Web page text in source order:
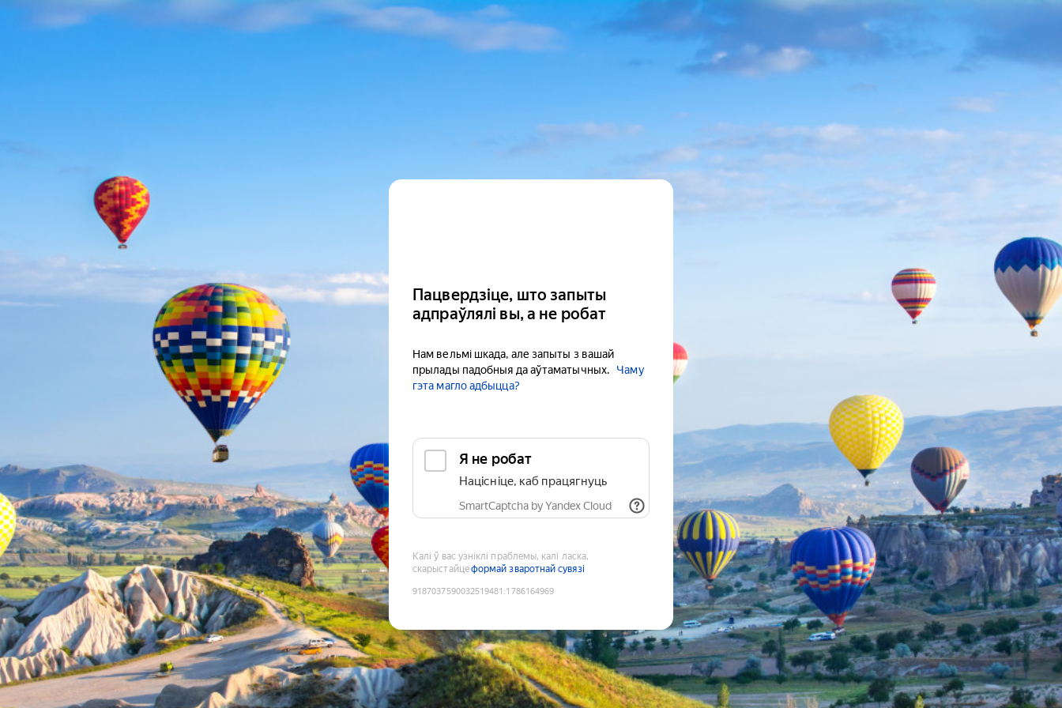
Пацвердзіце, што запыты
адпраўлялі вы, а не робат
Нам вельмі шкада, але запыты з вашай
прылады падобныя да аўтаматычных.
Чаму
гэта магло адбыцца?
Я не робат
Націсніце, каб працягнуць
SmartCaptcha by Yandex Cloud
Калі ў вас узніклі праблемы, калі ласка,
скарыстайцеформай зваротнай сувязі
9187037590032519481 :1786164969